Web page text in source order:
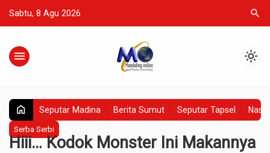
Sabtu, 8 Agu 2026 search
menu light_mode
home Seputar Madina Berita Sumut Seputar Tapsel
Serba Serbi
Hiii… Kodok Monster Ini Makannya